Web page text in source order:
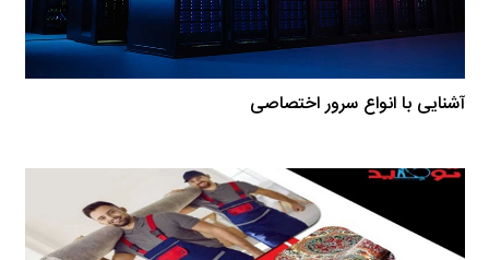
آشنایی با انواع سرور اختصاصی